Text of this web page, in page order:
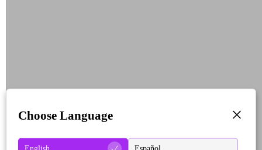
Choose Language
English Español